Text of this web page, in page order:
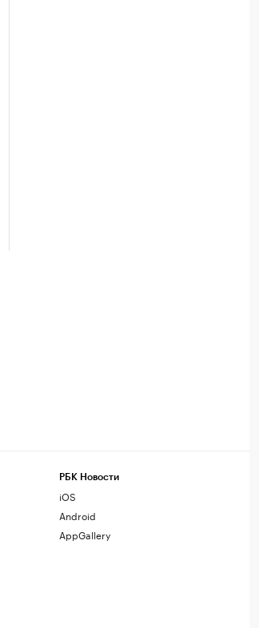
РБК Новости
iOS
Android
AppGallery